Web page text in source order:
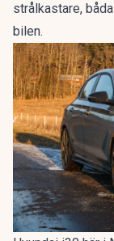
strålkastare,
bilen.